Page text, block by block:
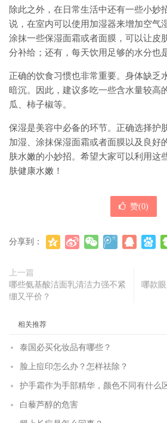
除此之外，在日常生活中还有一些小妙
说，在室内可以使用加湿器来增加空气
涂抹一些保湿面霜或者面膜，可以让皮
分补给；还有，每天饮用足够的水分也
正确的饮食习惯也非常重要。身体缺乏
暗沉。因此，建议多吃一些含水量较高
瓜、柿子椒等。
保湿是美容中必备的环节。正确选择护
加湿、涂抹保湿面霜或者面膜以及良好
肤水嫩的小妙招。希望大家可以利用这
肤健康水嫩！
赞(0)
分享到：
上一篇
哪些氨基酸洁面乳清洁力强不紧
绷又平价？
哪款
相关推荐
泰国必买化妆品有哪些？
脸上痘印怎么办？怎样祛除？
护手霜作为手部精华，颜色不同有什么
白藜芦醇的危害